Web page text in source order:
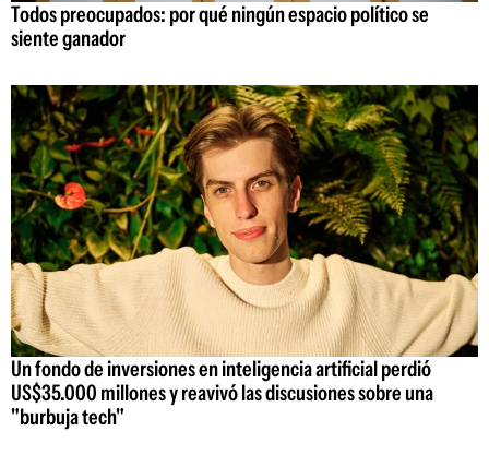
Todos preocupados: por qué ningún espacio político se
siente ganador
Un fondo de inversiones en inteligencia artificial perdió
US$35.000 millones y reavivó las discusiones sobre una
"burbuja tech"